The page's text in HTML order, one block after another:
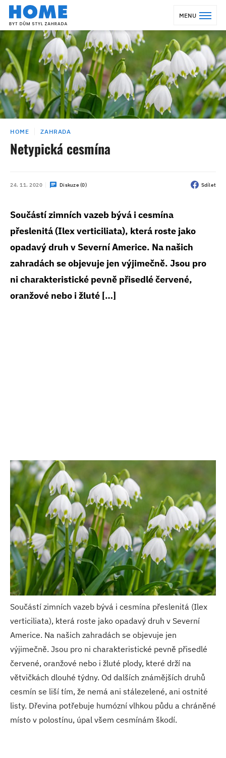
MENU
HOME ZAHRADA
Netypická cesmína
24. 11. 2020 Diskuze (0) Sdílet
Součástí zimních vazeb bývá i cesmína
přeslenitá (Ilex verticiliata), která roste jako
opadavý druh v Severní Americe. Na našich
zahradách se objevuje jen výjimečně. Jsou pro
ni charakteristické pevně přisedlé červené,
oranžové nebo i žluté […]
Součástí zimních vazeb bývá i cesmína přeslenitá (Ilex
verticiliata), která roste jako opadavý druh v Severní
Americe. Na našich zahradách se objevuje jen
výjimečně. Jsou pro ni charakteristické pevně přisedlé
červené, oranžové nebo i žluté plody, které drží na
větvičkách dlouhé týdny. Od dalších známějších druhů
cesmín se liší tím, že nemá ani stálezelené, ani ostnité
listy. Dřevina potřebuje humózní vlhkou půdu a chráněné
místo v polostínu, úpal všem cesmínám škodí.